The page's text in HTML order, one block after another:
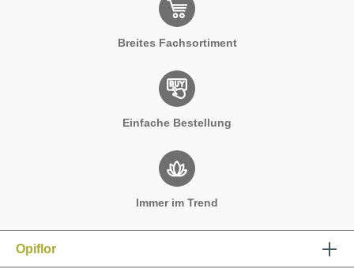
Breites Fachsortiment
Einfache Bestellung
Immer im Trend
Opiflor